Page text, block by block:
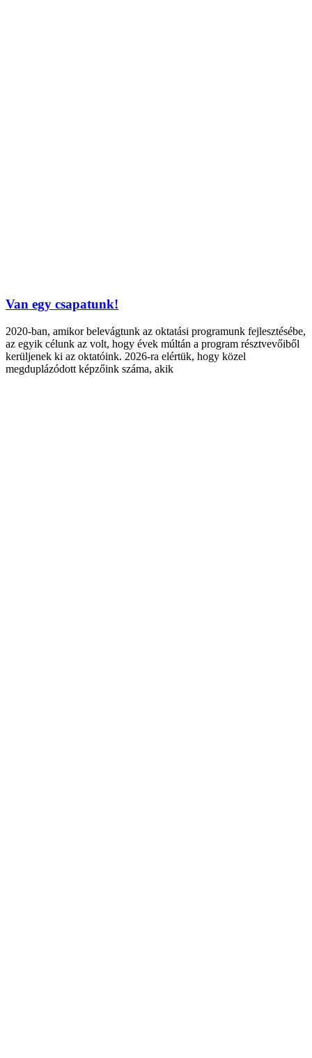
Van egy csapatunk!
2020-ban, amikor belevágtunk az oktatási programunk fejlesztésébe,
az egyik célunk az volt, hogy évek múltán a program résztvevőiből
kerüljenek ki az oktatóink. 2026-ra elértük, hogy közel
megduplázódott képzőink száma, akik